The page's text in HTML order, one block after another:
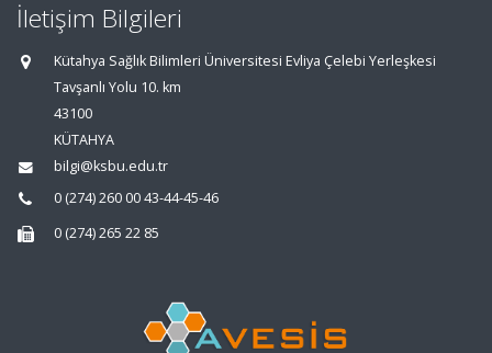
İletişim Bilgileri
Kütahya Sağlık Bilimleri Üniversitesi Evliya Çelebi Yerleşkesi
Tavşanlı Yolu 10. km
43100
KÜTAHYA
bilgi@ksbu.edu.tr
0 (274) 260 00 43-44-45-46
0 (274) 265 22 85